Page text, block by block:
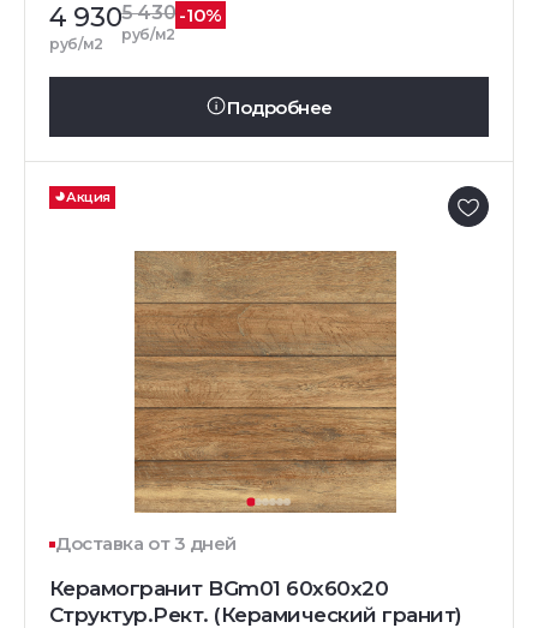
4 930
руб/м2
5 430
руб/м2
-10%
Подробнее
Акция
Доставка от 3 дней
Керамогранит BGm01 60x60x20
Структур.Рект. (Керамический гранит)